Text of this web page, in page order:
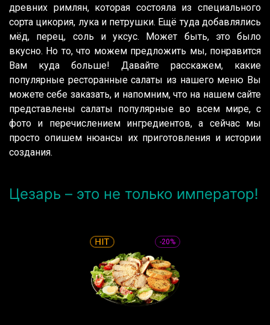
древних римлян, которая состояла из специального
сорта цикория, лука и петрушки. Ещё туда добавлялись
мёд, перец, соль и уксус. Может быть, это было
вкусно. Но то, что можем предложить мы, понравится
Вам куда больше! Давайте расскажем, какие
популярные ресторанные салаты из нашего меню Вы
можете себе заказать, и напомним, что на нашем сайте
представлены салаты популярные во всем мире, с
фото и перечислением ингредиентов, а сейчас мы
просто опишем нюансы их приготовления и истории
создания.
Цезарь – это не только император!
-20%